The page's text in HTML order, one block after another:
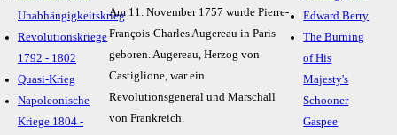
Unabhängigkeitskrieg
Revolutionskriege
1792 - 1802
Quasi-Krieg
Napoleonische
Kriege 1804 -
Am 11. November 1757 wurde Pierre-
François-Charles Augereau in Paris
geboren. Augereau, Herzog von
Castiglione, war ein
Revolutionsgeneral und Marschall
von Frankreich.
Edward Berry
The Burning
of His
Majesty's
Schooner
Gaspee